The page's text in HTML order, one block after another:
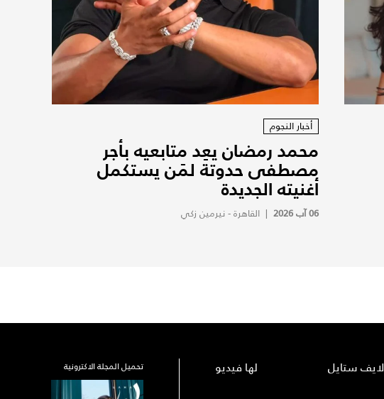
أخبار النجوم
محمد رمضان يعِد متابعيه بأجر
مصطفى حدوتة لمَن يستكمل
أغنيته الجديدة
06 آب 2026 |القاهرة - نيرمين زكي
لايف ستايل
لها فيديو
تحميل المجلة الاكترونية